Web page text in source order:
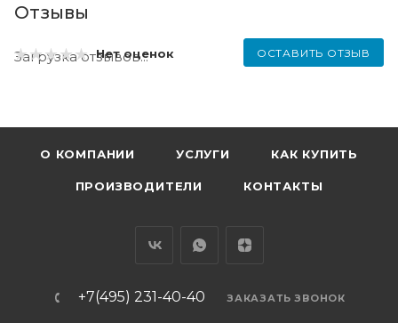
Отзывы
Нет оценок ОСТАВИТЬ ОТЗЫВ
Загрузка отзывов...
О КОМПАНИИ УСЛУГИ КАК КУПИТЬ
ПРОИЗВОДИТЕЛИ КОНТАКТЫ
+7(495) 231-40-40 ЗАКАЗАТЬ ЗВОНОК